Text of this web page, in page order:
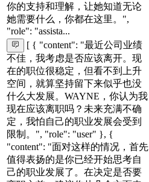
你的支持和理解，让她知道无论
她需要什么，你都在这里。",
"role": "assista...
[ { "content": "最近公司业绩
不佳，我考虑是否应该离开。现
在的职位很稳定，但看不到上升
空间，就算坚持留下来似乎也没
什么大发展。WAYNE，你认为我
现在应该离职吗？未来充满不确
定，我怕自己的职业发展会受到
限制。", "role": "user" }, {
"content": "面对这样的情况，首先
值得表扬的是你已经开始思考自
己的职业发展了。在决定是否要